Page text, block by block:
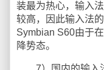
装最为热心，输入
较高，因此输入法
Symbian S60由于
降势态。